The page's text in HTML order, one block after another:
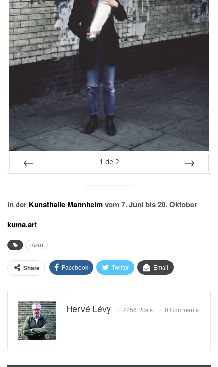
1 de 2
In der Kunsthalle Mannheimvom 7. Juni bis 20. Oktober
kuma.art
Kunst
Share Facebook Twitter Email
Hervé Lévy 2256 Posts 0 Comments